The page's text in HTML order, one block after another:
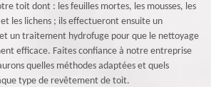
toit dont : les feuilles mortes, les mousses, les
les lichens ; ils effectueront ensuite un
un traitement hydrofuge pour que le nettoyage
efficace. Faites confiance à notre entreprise
quelles méthodes adaptées et quels
type de revêtement de toit.